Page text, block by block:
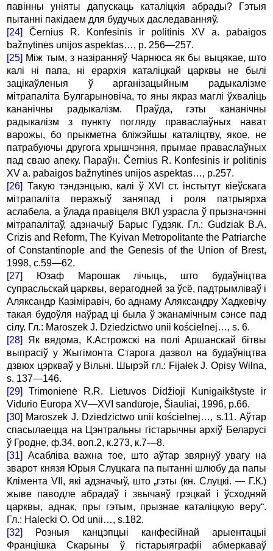
павінны уніяты дапускаць каталіцкія абрады? Гэтыя
пытанні пакідаем для будучых даследаванняў.
[24]
Černius R. Konfesinis ir politinis XV a. pabaigos
bažnytinės unijos aspektas…, p. 256—257.
[25] Між тым, з назіранняў Чарнюса як бы выцякае, што
калі ні папа, ні ерархія каталіцкай царквы не былі
зацікаўленыя ў арганізацыйным радыкалізме
мітрапаліта Булгарыновіча, то яны якраз маглі ўхваліць
кананічны радыкалізм. Праўда, гэты кананічны
радыкалізм з пункту погляду праваслаўных нават
варожы, бо прыкметна бліжэйшы каталіцтву, якое, не
патрабуючы другога хрышчэння, прымае праваслаўных
пад сваю апеку. Параўн. Černius R. Konfesinis ir politinis
XV a. pabaigos bažnytinės unijos aspektas…, p.257.
[26] Такую тэндэнцыю, калі ў XVI ст. інстытут кіеўскага
мітрапаліта перажыў заняпад і роля патрыярха
аслабела, а ўлада правіцеля ВКЛ узрасла ў прызначэнні
мітрапалітаў, адзначыў Барыс Гудзяк. Гл.: Gudziak B.A.
Crizis and Reform, The Kyivan Metropolitante the Patriarche
of Constantinople and the Genesis of the Union of Brest,
1998, c.59—62.
[27]
Юзаф Марошак лічыць, што будаўніцтва
супрасльскай царквы, верагодней за ўсё, падтрымліваў і
Аляксандр Казіміравіч, бо аднаму Аляксандру Хадкевічу
такая будоўля наўрад ці была ў эканамічным сэнсе пад
сілу. Гл.: Maroszek J. Dziedzictwo unii kościelnej…, s. 6.
[28]
Як вядома, К.Астрожскі на полі Аршанскай бітвы
выпрасіў у Жыгімонта Старога дазвол на будаўніцтва
дзвюх цэркваў у Вільні. Шырэй гл.: Fijałek J. Opisy Wilna,
s. 137—146.
[29]
Trimonienė R.R. Lietuvos Didžioji Kunigaikštystė ir
Vidurio Europa XV—XVI sandūroje, Šiauliai, 1996, p.66.
[30] Maroszek J. Dziedzictwo unii kościelnej…, s.11. Аўтар
спасылаецца на Цэнтральны гістарычны архіў Беларусі
ў Гродне, ф.34, воп.2, к.273, к.7—8.
[31]
Асабліва важна тое, што аўтар звярнуў увагу на
зварот князя Юрыя Слуцкага па пытанні шлюбу да папы
Клімента VII, які адзначыў, што „гэты (кн. Слуцкі. — Г.К.)
жыве паводле абрадаў і звычаяў грэцкай і ўсходняй
царквы, аднак, пры гэтым, прызнае каталіцкую веру“.
Гл.: Halecki O. Od unii…, s.182.
[32]
Розныя канцэпцыі канфесійнай арыентацыі
Францішка Скарыны ў гістарыяграфіі абмеркаваў